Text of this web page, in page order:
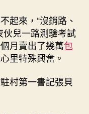
起來，“沒銷路、
伙兒一路測驗考試
月賣出了幾萬包
里特殊興奮。
村第一書記張貝